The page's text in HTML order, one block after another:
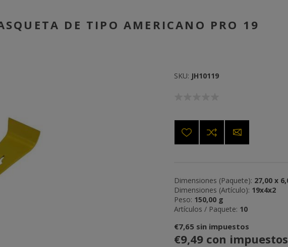
DE TIPO AMERICANO PRO 19
SKU: JH10119
Dimensiones (Paquete): 27,00 x
Dimensiones (Artículo): 19x4x2
Peso: 150,00 g
Artículos / Paquete: 10
€7,65 sin impuestos
€9,49 con impuestos